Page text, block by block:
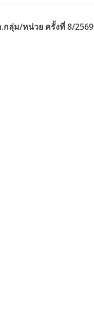
กลุ่ม/หน่วย ครั้งที่ 8/2569